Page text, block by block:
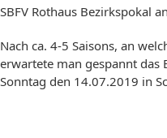
SBFV Rothaus Bezirkspokal
Nach ca. 4-5 Saisons, an
erwartete man gespannt das
Sonntag den 14.07.2019 in